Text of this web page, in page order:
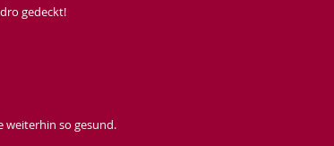
gedeckt!
weiterhin so gesund.